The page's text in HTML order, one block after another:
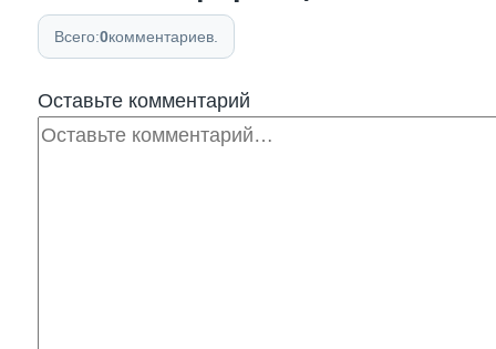
Всего:0комментариев.
Оставьте комментарий
Комментарий